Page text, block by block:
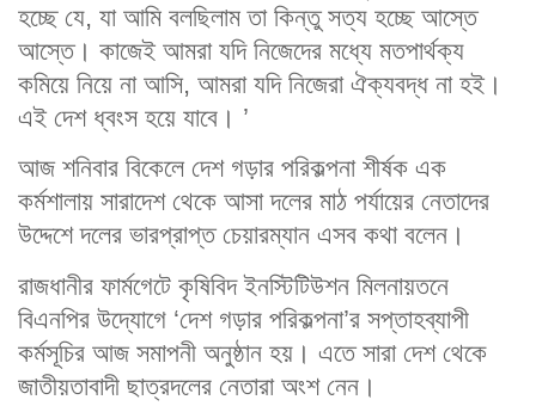
হচ্ছে যে, যা আমি বলছিলাম তা কিন্তু সত্য হচ্ছে আস্তে
আস্তে। কাজেই আমরা যদি নিজেদের মধ্যে মতপার্থক্য
কমিয়ে নিয়ে না আসি, আমরা যদি নিজেরা ঐক্যবদ্ধ না হই।
এই দেশ ধ্বংস হয়ে যাবে। ’
আজ শনিবার বিকেলে দেশ গড়ার পরিকল্পনা শীর্ষক এক
কর্মশালায় সারাদেশ থেকে আসা দলের মাঠ পর্যায়ের নেতাদের
উদ্দেশে দলের ভারপ্রাপ্ত চেয়ারম্যান এসব কথা বলেন।
রাজধানীর ফার্মগেটে কৃষিবিদ ইনস্টিটিউশন মিলনায়তনে
বিএনপির উদ্যোগে ‘দেশ গড়ার পরিকল্পনা’র সপ্তাহব্যাপী
কর্মসূচির আজ সমাপনী অনুষ্ঠান হয়। এতে সারা দেশ থেকে
জাতীয়তাবাদী ছাত্রদলের নেতারা অংশ নেন।